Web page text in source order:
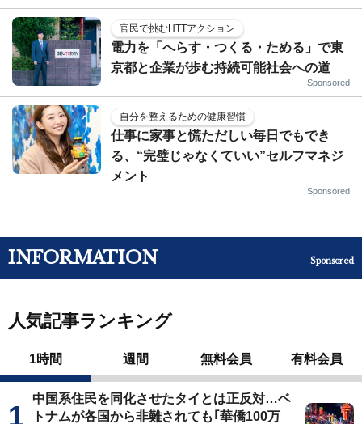
官民で挑むHTTアクション
電力を「へらす・つくる・ためる」で東
京都と企業が歩む持続可能社会への道
Sponsored
自分を整えるための健康習慣
仕事に家事と慌ただしい毎日でもでき
る、“完璧じゃなくていい”セルフマネジ
メント
Sponsored
INFORMATION Sponsored
人気記事ランキング
1時間 週間 無料会員 有料会員
中国系住民を同化させたタイとは正反対…ベ
トナムが各国から非難されても｢華僑100万